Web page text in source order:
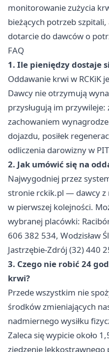
monitorowanie zużycia
bieżących potrzeb
dotarcie do dawców o
FAQ
1. Ile pieniędzy dostaje
Oddawanie krwi w RCKiK
Dawcy nie otrzymują
przysługują im
zachowaniem
dojazdu, posiłek
odliczenia darowizny w
2. Jak umówić się na
Najwygodniej przez
stronie rckik.pl — dawcy z
w pierwszej kolejności.
wybranej placówki:
606 382 534, Wodzisław
Jastrzębie-Zdrój (32) 440
3. Czego nie robić 24
krwi?
Przede wszystkim nie
środków zmieniających
nadmiernego wysiłku
Zaleca się wypicie około
zjedzenie lekkostrawnego